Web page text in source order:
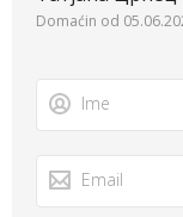
Domaćin od